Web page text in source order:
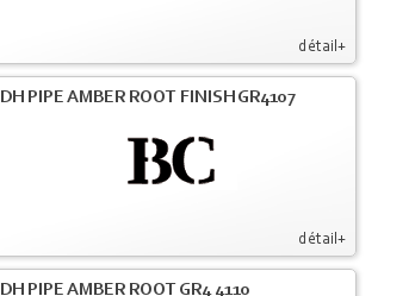
détail+
détail+
DH PIPE AMBER ROOT FINISH GR4107
DH PIPE AMBER ROOT GR4 4110